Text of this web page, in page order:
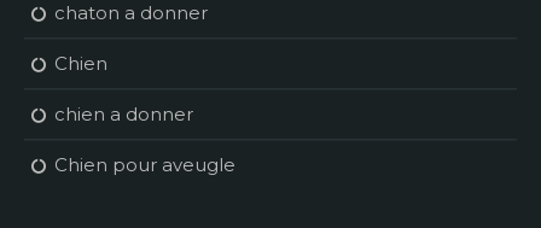
chaton a donner
Chien
chien a donner
Chien pour aveugle